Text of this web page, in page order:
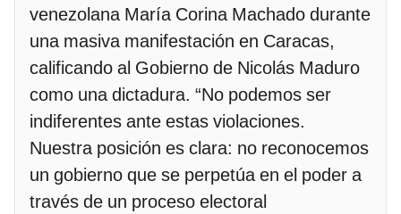
venezolana María Corina Machado durante
una masiva manifestación en Caracas,
calificando al Gobierno de Nicolás Maduro
como una dictadura. “No podemos ser
indiferentes ante estas violaciones.
Nuestra posición es clara: no reconocemos
un gobierno que se perpetúa en el poder a
través de un proceso electoral